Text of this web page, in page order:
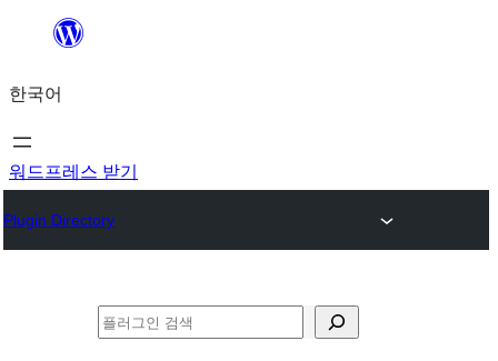
츠
로
바
가
한국어
워드프레스 받기
Plugin Directory
검